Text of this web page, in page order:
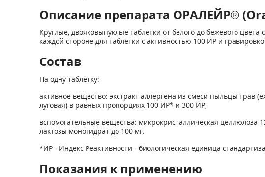
Описание препарата ОРАЛЕЙР®
Круглые, двояковыпуклые таблетки от белого до бежевого
каждой стороне для таблетки с активностью 100 ИР и
Состав
На одну таблетку:
активное вещество: экстракт аллергена из смеси пыльцы трав
луговая) в равных пропорциях 100 ИР* и 300 ИР;
вспомогательные вещества: микрокристаллическая целлюлоза
лактозы моногидрат до 100 мг.
*ИР - Индекс Реактивности - биологическая единица
Показания к применению